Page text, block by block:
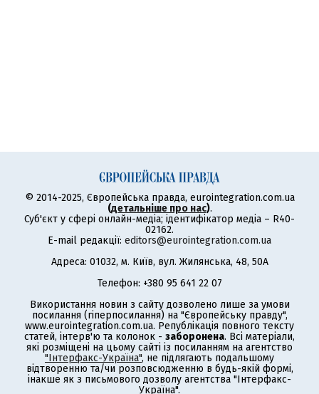
© 2014-2025, Європейська правда, eurointegration.com.ua
(детальніше про нас).
Суб'єкт у сфері онлайн-медіа; ідентифікатор медіа – R40-
02162.
E-mail редакції: editors@eurointegration.com.ua
Адреса: 01032, м. Київ, вул. Жилянська, 48, 50А
Телефон: +380 95 641 22 07
Використання новин з сайту дозволено лише за умови
посилання (гіперпосилання) на "Європейську правду",
www.eurointegration.com.ua. Републікація повного тексту
статей, інтерв'ю та колонок - заборонена. Всі матеріали,
які розміщені на цьому сайті із посиланням на агентство
"Інтерфакс-Україна", не підлягають подальшому
відтворенню та/чи розповсюдженню в будь-якій формі,
інакше як з письмового дозволу агентства "Інтерфакс-
Україна".